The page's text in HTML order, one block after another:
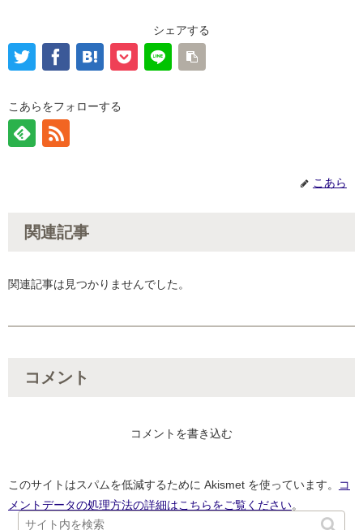
シェアする
こあらをフォローする
こあら
関連記事
関連記事は見つかりませんでした。
コメント
コメントを書き込む
このサイトはスパムを低減するために Akismet を使っています。
コ
メントデータの処理方法の詳細はこちらをご覧ください。